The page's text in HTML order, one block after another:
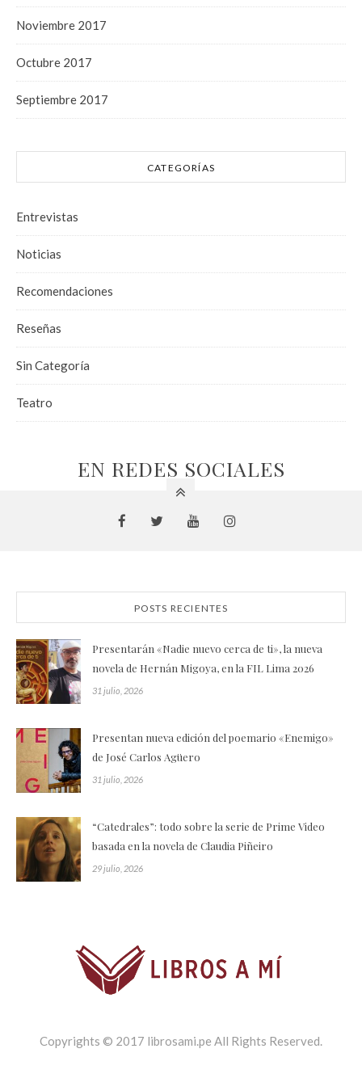
Noviembre 2017
Octubre 2017
Septiembre 2017
CATEGORÍAS
Entrevistas
Noticias
Recomendaciones
Reseñas
Sin Categoría
Teatro
EN REDES SOCIALES
POSTS RECIENTES
Presentarán «Nadie nuevo cerca de ti», la nueva
novela de Hernán Migoya, en la FIL Lima 2026
31 julio, 2026
Presentan nueva edición del poemario «Enemigo»
de José Carlos Agüero
31 julio, 2026
“Catedrales”: todo sobre la serie de Prime Video
basada en la novela de Claudia Piñeiro
29 julio, 2026
Copyrights © 2017 librosami.pe All Rights Reserved.